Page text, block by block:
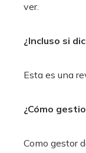
ver.
¿Incluso si
Esta es una
¿Cómo
Como gestor